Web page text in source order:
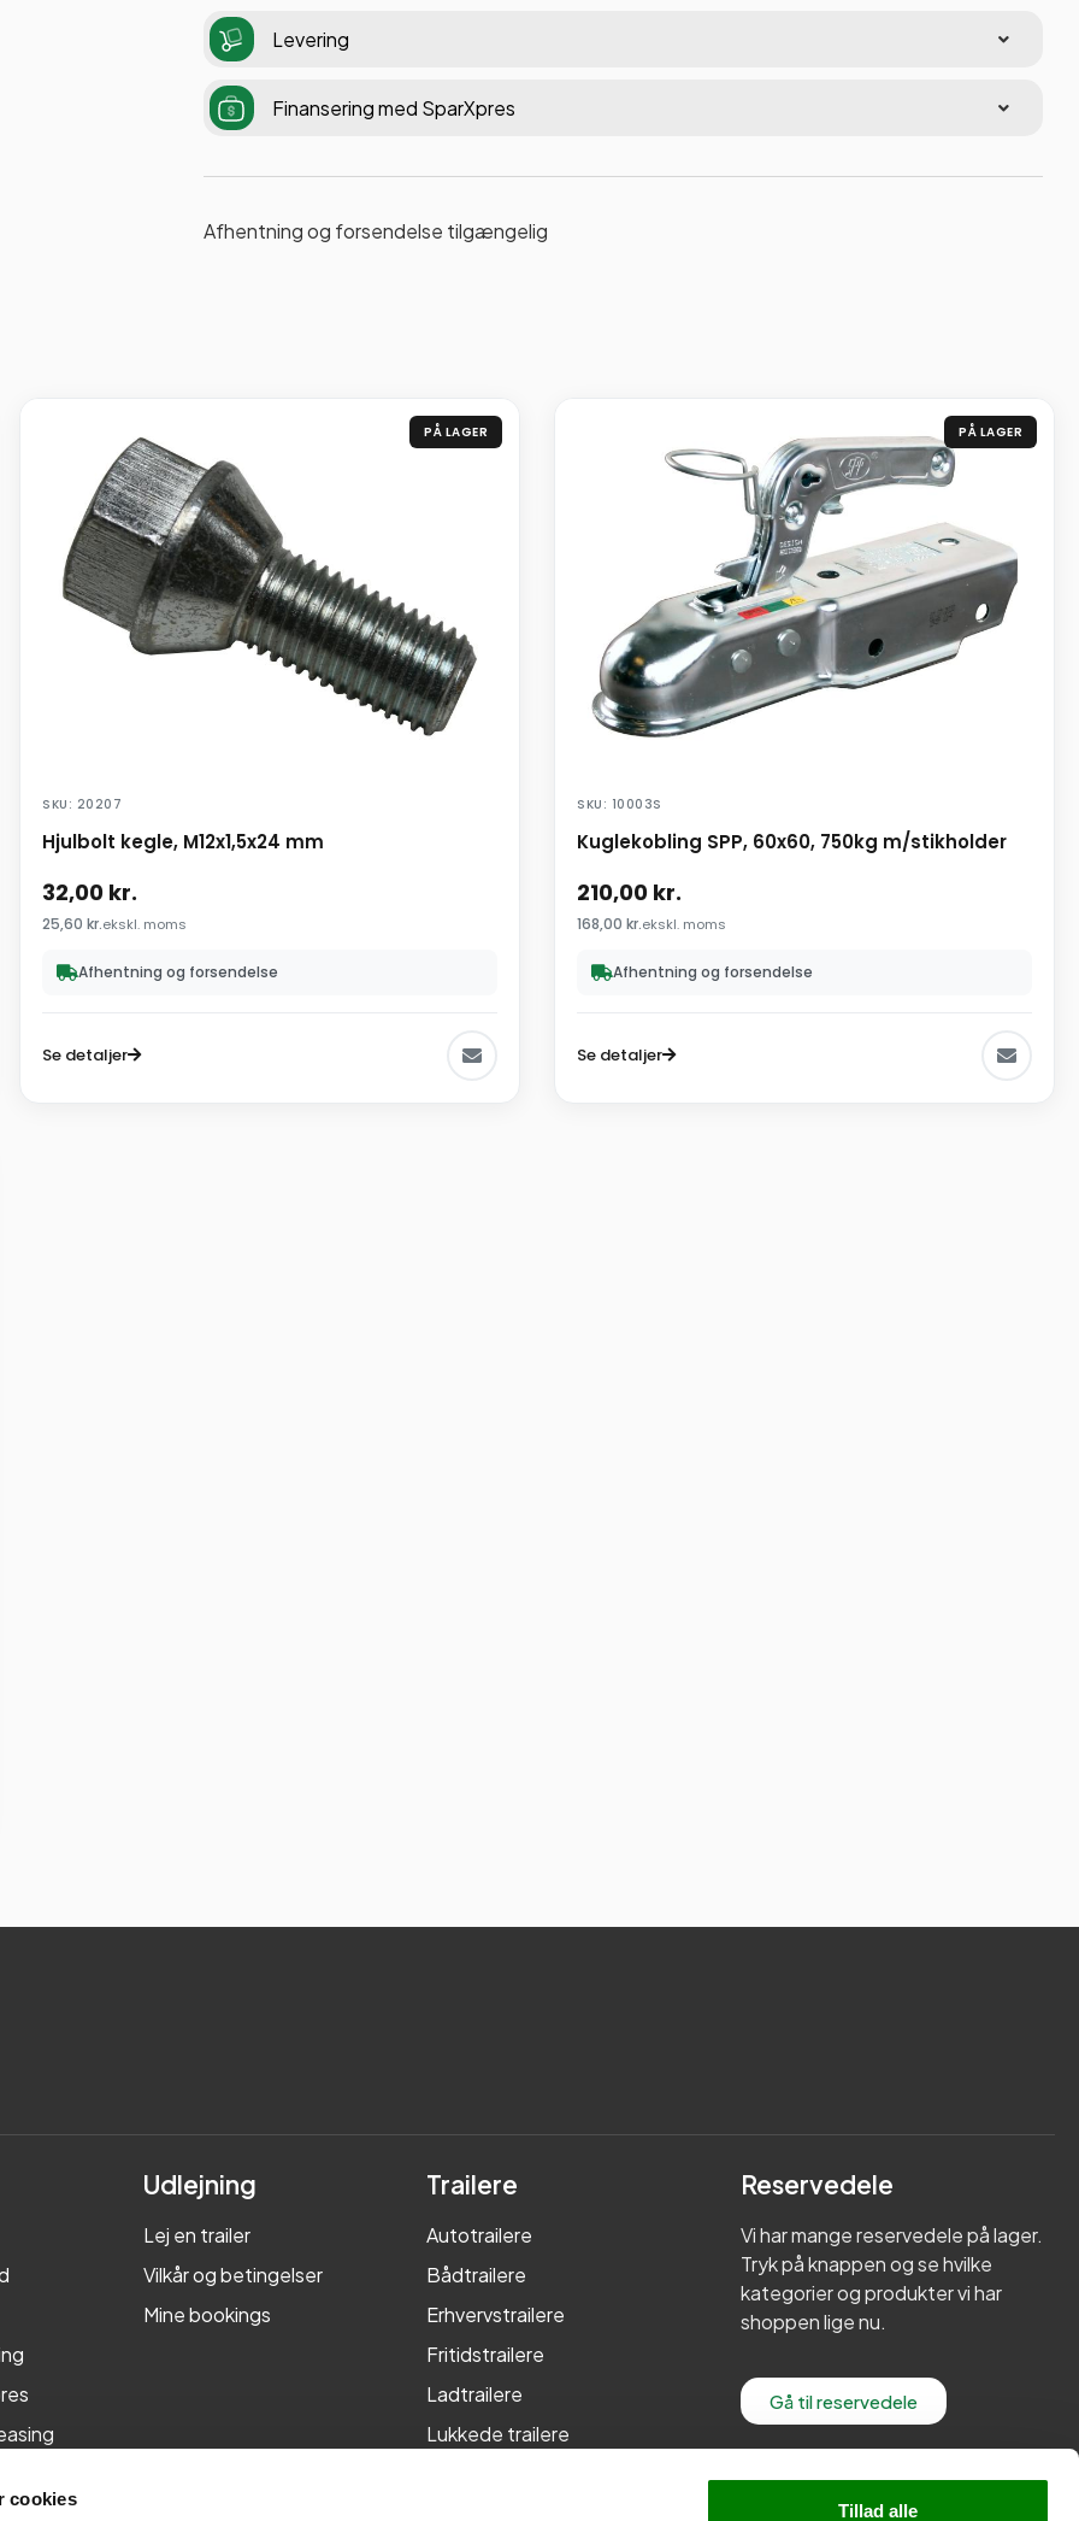
cookies
Tillad alle
Levering
Finansering med SparXpres
Afhentning og forsendelse tilgængelig
PÅ LAGER
SKU: 20207
Hjulbolt kegle, M12x1,5x24 mm
32,00 kr.
25,60 kr.ekskl. moms
Afhentning og forsendelse
Se detaljer
PÅ LAGER
SKU: 10003S
Kuglekobling SPP, 60x60, 750kg m/stikholder
210,00 kr.
168,00 kr.ekskl. moms
Afhentning og forsendelse
Se detaljer
Udlejning
Lej en trailer
Vilkår og betingelser
Mine bookings
Trailere
Autotrailere
Bådtrailere
Erhvervstrailere
Fritidstrailere
Ladtrailere
Lukkede trailere
Reservedele
Vi har mange reservedele på lager.
Tryk på knappen og se hvilke
kategorier og produkter vi har
shoppen lige nu.
Gå til reservedele